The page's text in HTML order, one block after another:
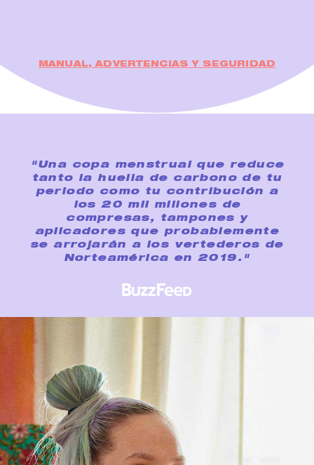
MANUAL, ADVERTENCIAS Y SEGURIDAD
"Una copa menstrual que reduce
tanto la huella de carbono de tu
periodo como tu contribución a
los 20 mil millones de
compresas, tampones y
aplicadores que probablemente
se arrojarán a los vertederos de
Norteamérica en 2019."